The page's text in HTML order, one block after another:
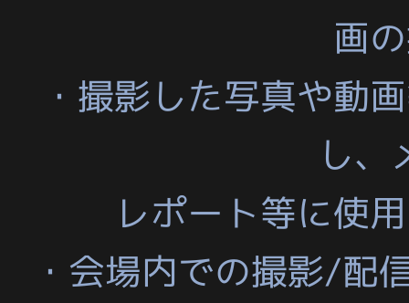
画
・撮影した写真や動
し、
レポート等に使
・会場内での撮影/配